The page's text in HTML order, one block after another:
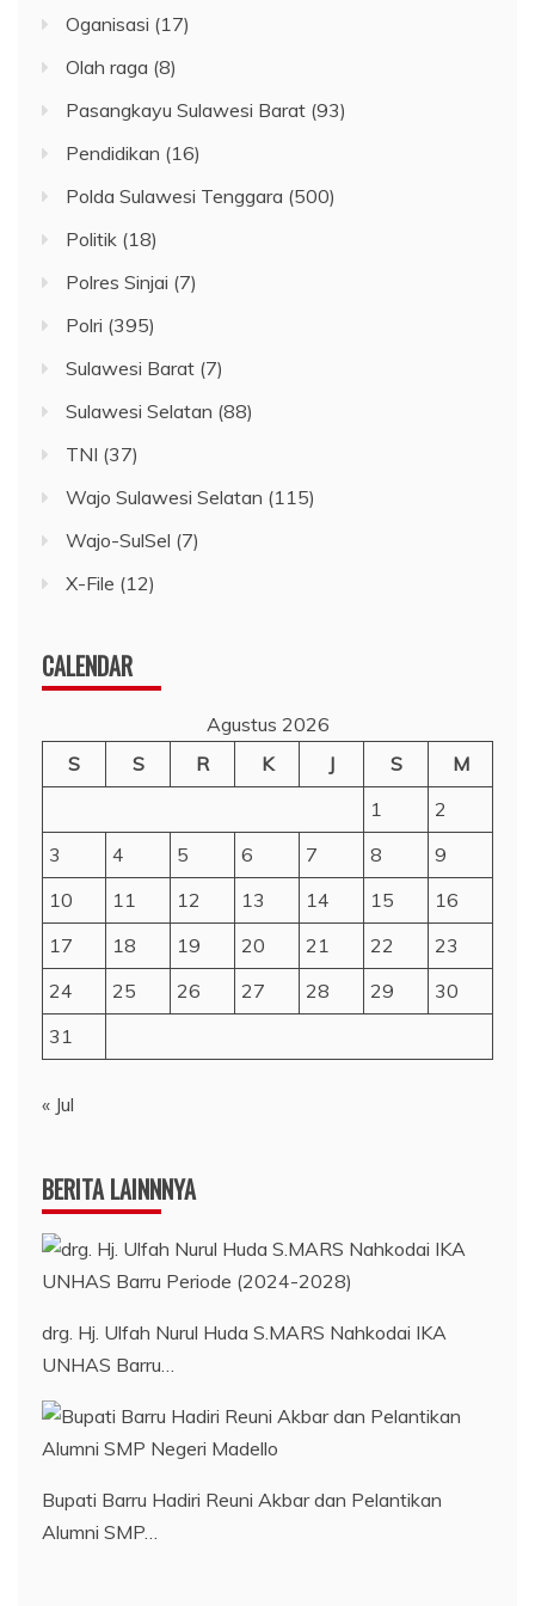
Oganisasi (17)
Olah raga (8)
Pasangkayu Sulawesi Barat (93)
Pendidikan (16)
Polda Sulawesi Tenggara (500)
Politik (18)
Polres Sinjai (7)
Polri (395)
Sulawesi Barat (7)
Sulawesi Selatan (88)
TNI (37)
Wajo Sulawesi Selatan (115)
Wajo-SulSel (7)
X-File (12)
CALENDAR
Agustus 2026
S
S R K J S
M
1
2
3
4 5 6 7 8
9
10
11 12 13 14 15
16
17
18 19 20 21 22
23
24
25 26 27 28 29
30
31
« Jul
BERITA LAINNNYA
drg. Hj. Ulfah Nurul Huda S.MARS Nahkodai IKA
UNHAS Barru…
Bupati Barru Hadiri Reuni Akbar dan Pelantikan
Alumni SMP…